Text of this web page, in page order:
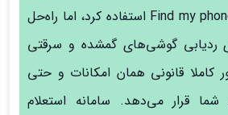
نمی‌توان از قابلیت Find my phone استفاده کرد، اما راه‌حل
ردیابی گوشی‌های گمشده و سرقتی
کاملا قانونی همان امکانات و حتی
شما قرار می‌دهد. سامانه استعلام